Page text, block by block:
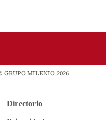
GRUPO MILENIO 2026
Directorio